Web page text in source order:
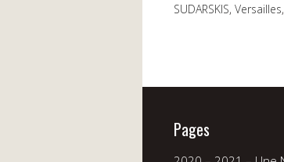
SUDARSKIS, Versailles,
Pages